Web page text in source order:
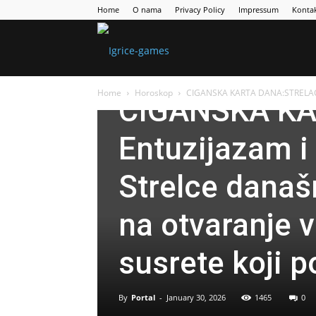
Home O nama Privacy Policy Impressum
Home Horoskop CIGANSKA KARTA
Horoskop
CIGANSKA
Entuzijazam
Strelce
na otvaranje
susrete koji
By Portal - January 30, 2026 1465 0